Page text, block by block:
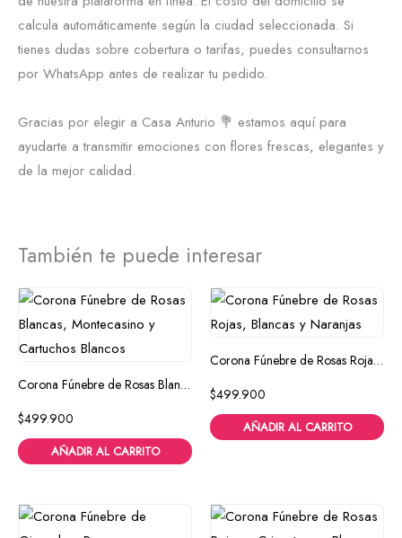
calcula automáticamente según la ciudad seleccionada. Si
tienes dudas sobre cobertura o tarifas, puedes consultarnos
por WhatsApp antes de realizar tu pedido.
Gracias por elegir a Casa Anturio 💐 estamos aquí para
ayudarte a transmitir emociones con flores frescas, elegantes y
de la mejor calidad.
También te puede interesar
Corona Fúnebre de Rosas Blancas, Montecasino y Cartuchos Blancos
$499.900
AÑADIR AL CARRITO
Corona Fúnebre de Rosas Rojas, Blancas y Naranjas
$499.900
AÑADIR AL CARRITO